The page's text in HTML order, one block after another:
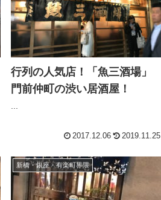
行列の人気店！「魚三酒場」
門前仲町の渋い居酒屋！
2017.12.06 2019.11.25
新橋・銀座・有楽町界隈